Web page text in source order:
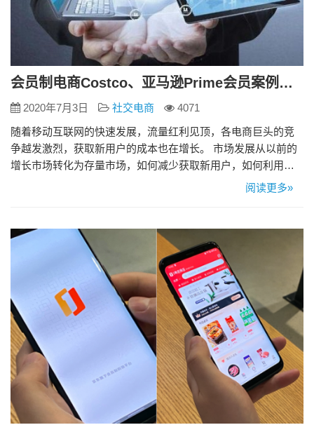
会员制电商Costco、亚马逊Prime会员案例模式分析
2020年7月3日 社交电商
4071
随着移动互联网的快速发展，流量红利见顶，各电商巨头的竞
争越发激烈，获取新用户的成本也在增长。 市场发展从以前的
增长市场转化为存量市场，如何减少获取新用户，如何利用好
老用户市场成为各大电商面临的普遍问题，这为会员制电商的
细观察就能发现，这两类是来源于美国Costco会员制和亚马逊
阅读更多»